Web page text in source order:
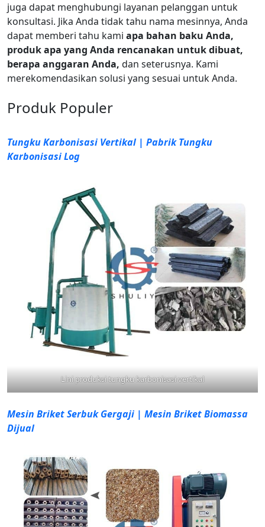
juga dapat menghubungi layanan pelanggan untuk
konsultasi. Jika Anda tidak tahu nama mesinnya, Anda
dapat memberi tahu kami apa bahan baku Anda,
produk apa yang Anda rencanakan untuk dibuat,
berapa anggaran Anda, dan seterusnya. Kami
merekomendasikan solusi yang sesuai untuk Anda.
Produk Populer
Tungku Karbonisasi Vertikal | Pabrik Tungku
Karbonisasi Log
Lini produksi tungku karbonisasi vertikal
Mesin Briket Serbuk Gergaji | Mesin Briket Biomassa
Dijual